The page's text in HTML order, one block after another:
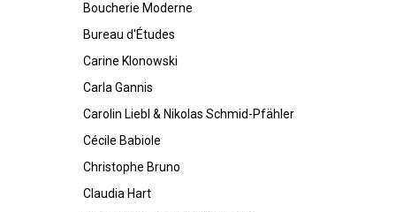
Boucherie Moderne
Bureau d'Études
Carine Klonowski
Carla Gannis
Carolin Liebl & Nikolas Schmid-Pfähler
Cécile Babiole
Christophe Bruno
Claudia Hart